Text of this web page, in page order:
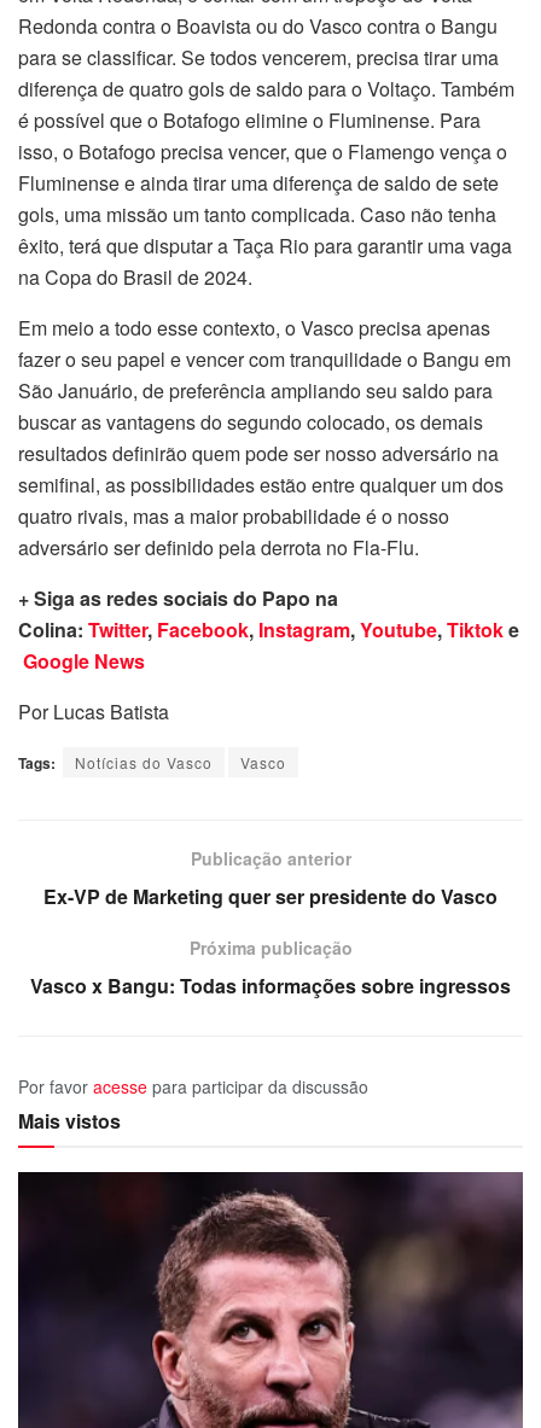
Redonda contra o Boavista ou do Vasco contra o Bangu
para se classificar. Se todos vencerem, precisa tirar uma
diferença de quatro gols de saldo para o Voltaço. Também
é possível que o Botafogo elimine o Fluminense. Para
isso, o Botafogo precisa vencer, que o Flamengo vença o
Fluminense e ainda tirar uma diferença de saldo de sete
gols, uma missão um tanto complicada. Caso não tenha
êxito, terá que disputar a Taça Rio para garantir uma vaga
na Copa do Brasil de 2024.
Em meio a todo esse contexto, o Vasco precisa apenas
fazer o seu papel e vencer com tranquilidade o Bangu em
São Januário, de preferência ampliando seu saldo para
buscar as vantagens do segundo colocado, os demais
resultados definirão quem pode ser nosso adversário na
semifinal, as possibilidades estão entre qualquer um dos
quatro rivais, mas a maior probabilidade é o nosso
adversário ser definido pela derrota no Fla-Flu.
+ Siga as redes sociais do Papo na
Colina: Twitter, Facebook, Instagram,Youtube,Tiktoke
Google News
Por Lucas Batista
Tags: Notícias do Vasco Vasco
Publicação anterior
Ex-VP de Marketing quer ser presidente do Vasco
Próxima publicação
Vasco x Bangu: Todas informações sobre ingressos
Por favor acesse para participar da discussão
Mais vistos